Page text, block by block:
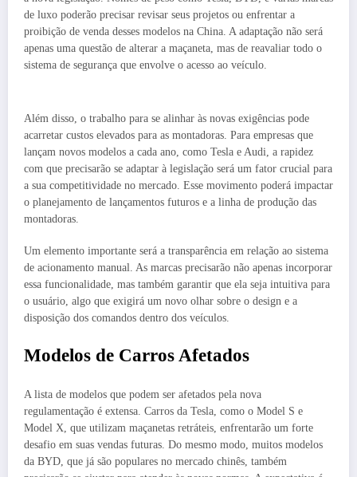
de luxo poderão precisar revisar seus projetos ou enfrentar a
proibição de venda desses modelos na China. A adaptação não será
apenas uma questão de alterar a maçaneta, mas de reavaliar todo o
sistema de segurança que envolve o acesso ao veículo.
Além disso, o trabalho para se alinhar às novas exigências pode
acarretar custos elevados para as montadoras. Para empresas que
lançam novos modelos a cada ano, como Tesla e Audi, a rapidez
com que precisarão se adaptar à legislação será um fator crucial para
a sua competitividade no mercado. Esse movimento poderá impactar
o planejamento de lançamentos futuros e a linha de produção das
montadoras.
Um elemento importante será a transparência em relação ao sistema
de acionamento manual. As marcas precisarão não apenas incorporar
essa funcionalidade, mas também garantir que ela seja intuitiva para
o usuário, algo que exigirá um novo olhar sobre o design e a
disposição dos comandos dentro dos veículos.
Modelos de Carros Afetados
A lista de modelos que podem ser afetados pela nova
regulamentação é extensa. Carros da Tesla, como o Model S e
Model X, que utilizam maçanetas retráteis, enfrentarão um forte
desafio em suas vendas futuras. Do mesmo modo, muitos modelos
da BYD, que já são populares no mercado chinês, também